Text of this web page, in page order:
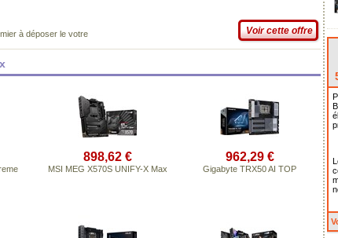
à déposer le votre
Voir cette offre
898,62 €
MSI MEG X570S UNIFY-X Max
962,29 €
Gigabyte TRX50 AI TOP